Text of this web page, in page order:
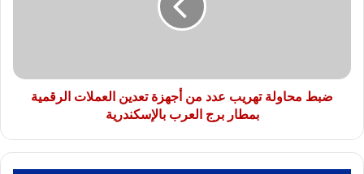
الرقمية
بمطارضبط محاولة تهريب عدد من أجهزة تعدين العملات الرقمية
بمطار برج العرب بالإسكندرية